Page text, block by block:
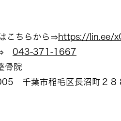
こちらから⇒https://lin.ee/
⇒ 043-371-1667
骨院
千葉市稲毛区長沼町２８